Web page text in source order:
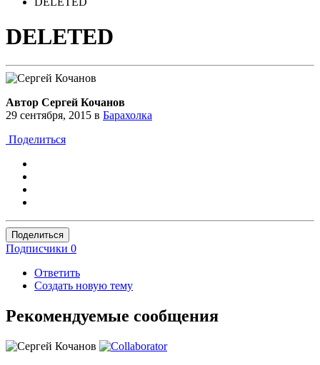
DELETED
Автор Сергей Кочанов
29 сентября, 2015 в Барахолка
Поделиться
Поделиться
Подписчики 0
Ответить
Создать новую тему
Рекомендуемые сообщения